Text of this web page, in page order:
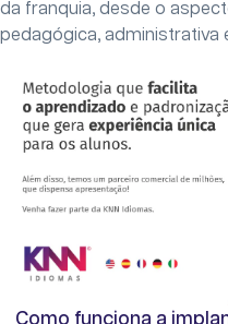
da franquia, desde o
pedagógica, administrativa
Como funciona a